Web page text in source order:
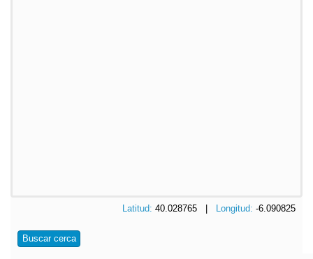
Latitud: 40.028765 | Longitud: -6.090825
Buscar cerca